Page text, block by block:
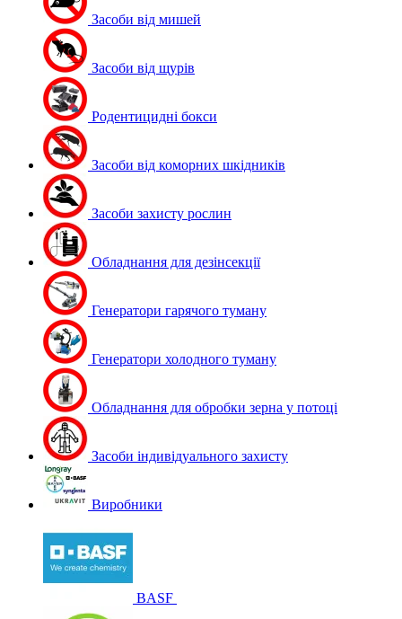
Засоби від мишей
Засоби від щурів
Родентицидні бокси
Засоби від коморних шкідників
Засоби захисту рослин
Обладнання для дезінсекції
Генератори гарячого туману
Генератори холодного туману
Обладнання для обробки зерна у потоці
Засоби індивідуального захисту
Виробники
BASF